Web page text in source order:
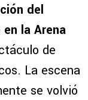
del
la Arena
de
La escena
se volvió